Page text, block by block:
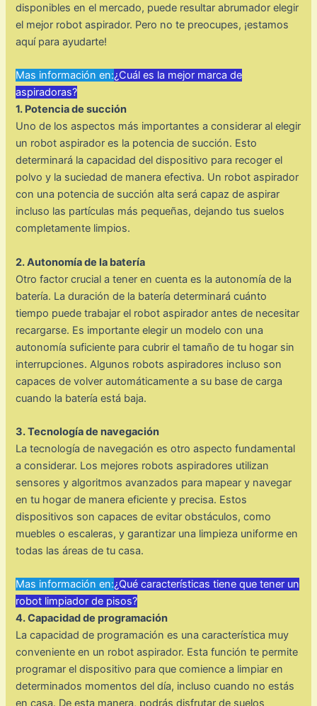
disponibles en el mercado, puede resultar abrumador elegir
el mejor robot aspirador. Pero no te preocupes, ¡estamos
aquí para ayudarte!
Mas información en:¿Cuál es la mejor marca de
aspiradoras?
1. Potencia de succión
Uno de los aspectos más importantes a considerar al elegir
un robot aspirador es la potencia de succión. Esto
determinará la capacidad del dispositivo para recoger el
polvo y la suciedad de manera efectiva. Un robot aspirador
con una potencia de succión alta será capaz de aspirar
incluso las partículas más pequeñas, dejando tus suelos
completamente limpios.
2. Autonomía de la batería
Otro factor crucial a tener en cuenta es la autonomía de la
batería. La duración de la batería determinará cuánto
tiempo puede trabajar el robot aspirador antes de necesitar
recargarse. Es importante elegir un modelo con una
autonomía suficiente para cubrir el tamaño de tu hogar sin
interrupciones. Algunos robots aspiradores incluso son
capaces de volver automáticamente a su base de carga
cuando la batería está baja.
3. Tecnología de navegación
La tecnología de navegación es otro aspecto fundamental
a considerar. Los mejores robots aspiradores utilizan
sensores y algoritmos avanzados para mapear y navegar
en tu hogar de manera eficiente y precisa. Estos
dispositivos son capaces de evitar obstáculos, como
muebles o escaleras, y garantizar una limpieza uniforme en
todas las áreas de tu casa.
Mas información en:¿Qué características tiene que tener un
robot limpiador de pisos?
4. Capacidad de programación
La capacidad de programación es una característica muy
conveniente en un robot aspirador. Esta función te permite
programar el dispositivo para que comience a limpiar en
determinados momentos del día, incluso cuando no estás